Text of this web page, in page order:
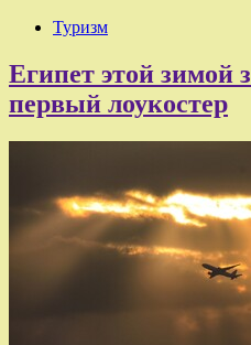
Туризм
Египет этой зимой
первый лоукостер